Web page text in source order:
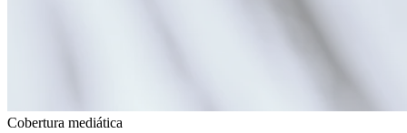
Cobertura mediática